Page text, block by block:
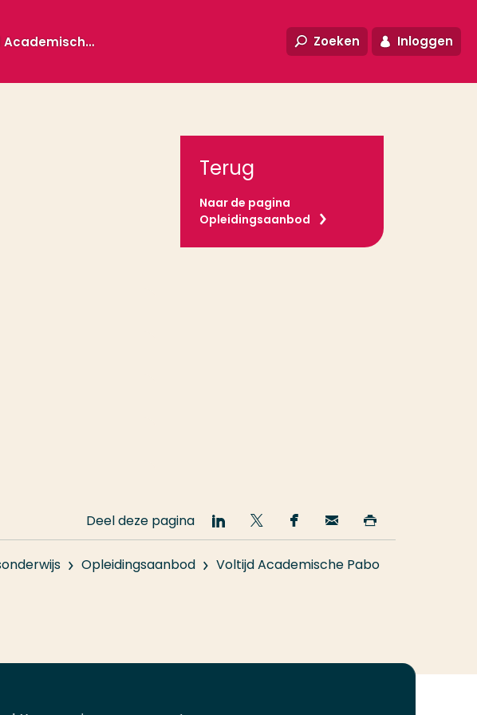
Voltijd Academische Pabo Zoeken Inloggen
Terug
Naar de pagina
Opleidingsaanbod
Opleidingsaanbod Voltijd Academische Pabo
Deel deze pagina
Deel
op
LinkedIn
Deel
op
Twitter
Deel
op
Facebook
Email
deze
pagina
deze